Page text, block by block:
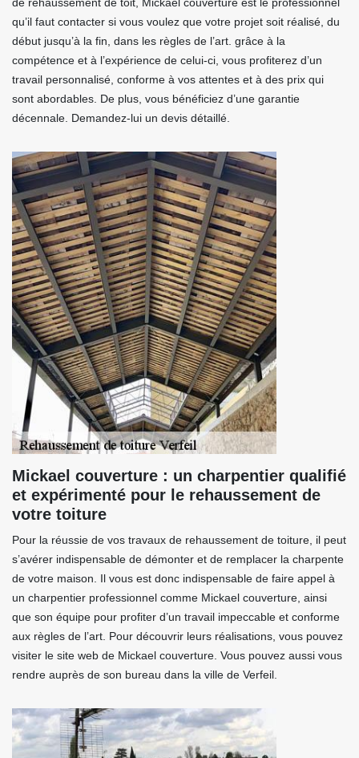
qu’il faut contacter si vous voulez que votre projet soit réalisé, du
début jusqu’à la fin, dans les règles de l’art. grâce à la
compétence et à l’expérience de celui-ci, vous profiterez d’un
travail personnalisé, conforme à vos attentes et à des prix qui
sont abordables. De plus, vous bénéficiez d’une garantie
décennale. Demandez-lui un devis détaillé.
Mickael couverture : un charpentier qualifié
et expérimenté pour le rehaussement de
votre toiture
Pour la réussie de vos travaux de rehaussement de toiture, il peut
s’avérer indispensable de démonter et de remplacer la charpente
de votre maison. Il vous est donc indispensable de faire appel à
un charpentier professionnel comme Mickael couverture, ainsi
que son équipe pour profiter d’un travail impeccable et conforme
aux règles de l’art. Pour découvrir leurs réalisations, vous pouvez
visiter le site web de Mickael couverture. Vous pouvez aussi vous
rendre auprès de son bureau dans la ville de Verfeil.